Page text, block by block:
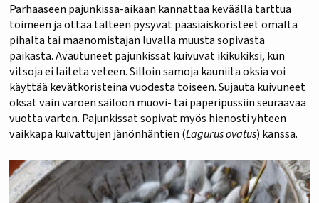
Parhaaseen pajunkissa-aikaan kannattaa keväällä tarttua
toimeen ja ottaa talteen pysyvät pääsiäiskoristeet omalta
pihalta tai maanomistajan luvalla muusta sopivasta
paikasta. Avautuneet pajunkissat kuivuvat ikikukiksi, kun
vitsoja ei laiteta veteen. Silloin samoja kauniita oksia voi
käyttää kevätkoristeina vuodesta toiseen. Sujauta kuivuneet
oksat vain varoen säilöön muovi- tai paperipussiin seuraavaa
vuotta varten. Pajunkissat sopivat myös hienosti yhteen
vaikkapa kuivattujen jänönhäntien (Lagurus ovatus) kanssa.